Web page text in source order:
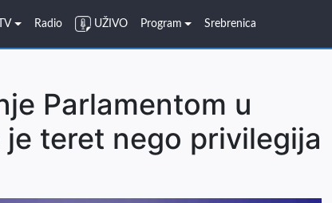
Radio UŽIVO Program Srebrenica
Parlamentom u
teret nego privilegija